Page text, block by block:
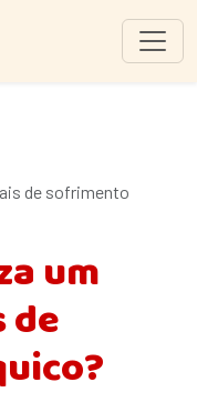
de sofrimento
um
de